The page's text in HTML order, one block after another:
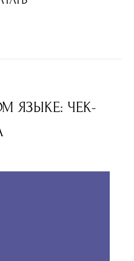
ЯЗЫКЕ: ЧЕК-